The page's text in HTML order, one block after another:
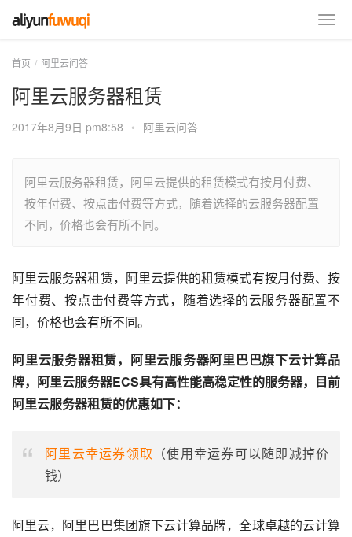
首页 阿里云问答
阿里云服务器租赁
2017年8月9日 pm8:58 • 阿里云问答
阿里云服务器租赁，阿里云提供的租赁模式有按月付费、
按年付费、按点击付费等方式，随着选择的云服务器配置
不同，价格也会有所不同。
阿里云服务器租赁，阿里云提供的租赁模式有按月付费、按
年付费、按点击付费等方式，随着选择的云服务器配置不
同，价格也会有所不同。
阿里云服务器租赁，阿里云服务器阿里巴巴旗下云计算品
牌，阿里云服务器ECS具有高性能高稳定性的服务器，目前
阿里云服务器租赁的优惠如下：
阿里云幸运券领取 （使用幸运券可以随即减掉价
钱）
阿里云，阿里巴巴集团旗下云计算品牌，全球卓越的云计算